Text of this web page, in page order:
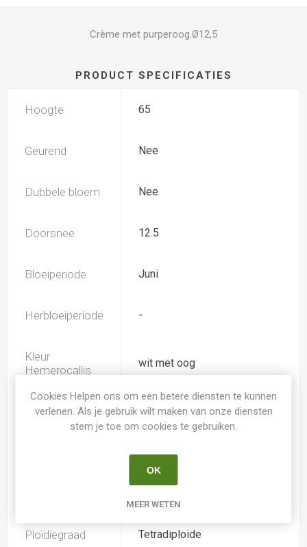
Crème met purperoog.Ø12,5
PRODUCT SPECIFICATIES
Hoogte 65
Geurend Nee
Dubbele bloem Nee
Doorsnee 12.5
Bloeiperiode Juni
Herbloeiperiode -
Kleur
Hemerocallis
wit met oog
Spider Nee
Bladverliezend
Ploïdiegraad Tetradiploide
Cookies Helpen ons om een betere diensten te kunnen
verlenen. Als je gebruik wilt maken van onze diensten
stem je toe om cookies te gebruiken.
OK
MEER WETEN